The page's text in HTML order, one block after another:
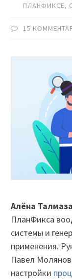
ПЛАНФИКСЕ,
15
Алёна
ПланФикса
системы и
применения.
Павел
настройки